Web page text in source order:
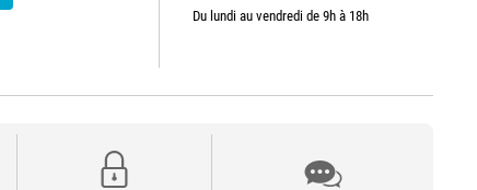
Du lundi au vendredi de 9h à 18h